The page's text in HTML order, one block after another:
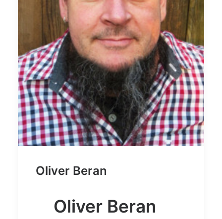
Oliver Beran
Oliver Beran